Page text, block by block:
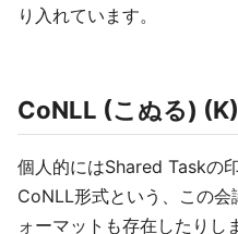
り入れています。
CoNLL (こぬる) (K)
個人的にはShared Taskの
CoNLL形式という、この
ォーマットも存在したりし